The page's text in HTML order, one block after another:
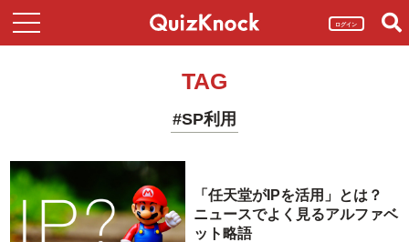
ログイン
TAG
#SP利用
「任天堂がIPを活用」とは？
ニュースでよく見るアルファベ
ット略語